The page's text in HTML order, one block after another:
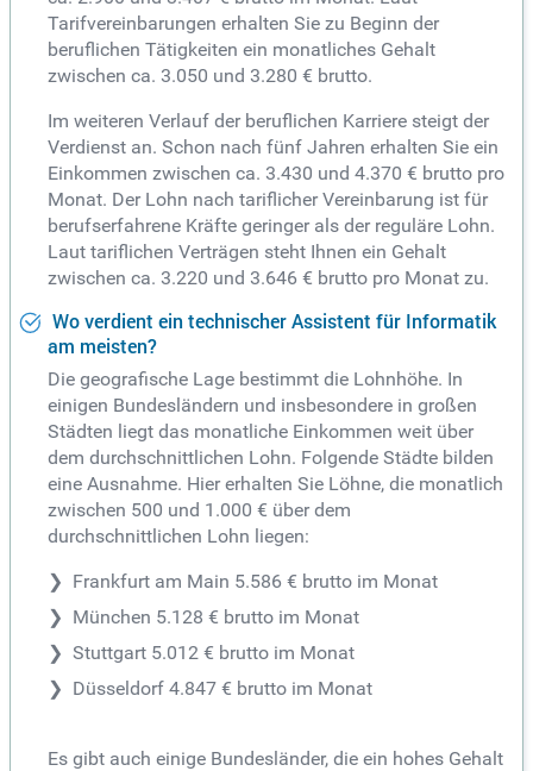
Tarifvereinbarungen erhalten Sie zu Beginn der
beruflichen Tätigkeiten ein monatliches Gehalt
zwischen ca. 3.050 und 3.280 € brutto.
Im weiteren Verlauf der beruflichen Karriere steigt der
Verdienst an. Schon nach fünf Jahren erhalten Sie ein
Einkommen zwischen ca. 3.430 und 4.370 € brutto pro
Monat. Der Lohn nach tariflicher Vereinbarung ist für
berufserfahrene Kräfte geringer als der reguläre Lohn.
Laut tariflichen Verträgen steht Ihnen ein Gehalt
zwischen ca. 3.220 und 3.646 € brutto pro Monat zu.
Wo verdient ein technischer Assistent für Informatik
am meisten?
Die geografische Lage bestimmt die Lohnhöhe. In
einigen Bundesländern und insbesondere in großen
Städten liegt das monatliche Einkommen weit über
dem durchschnittlichen Lohn. Folgende Städte bilden
eine Ausnahme. Hier erhalten Sie Löhne, die monatlich
zwischen 500 und 1.000 € über dem
durchschnittlichen Lohn liegen:
Frankfurt am Main 5.586 € brutto im Monat
München 5.128 € brutto im Monat
Stuttgart 5.012 € brutto im Monat
Düsseldorf 4.847 € brutto im Monat
Es gibt auch einige Bundesländer, die ein hohes Gehalt